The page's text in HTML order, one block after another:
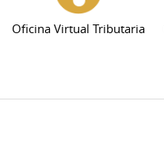
Oficina Virtual Tributaria